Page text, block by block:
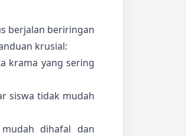
berjalan beriringan
krusial:
krama yang sering
siswa tidak mudah
dihafal dan